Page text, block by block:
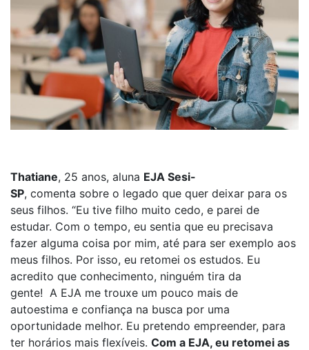
Thatiane, 25 anos, aluna EJA Sesi-
SP, comenta sobre o legado que quer deixar para os
seus filhos. “Eu tive filho muito cedo, e parei de
estudar. Com o tempo, eu sentia que eu precisava
fazer alguma coisa por mim, até para ser exemplo aos
meus filhos. Por isso, eu retomei os estudos. Eu
acredito que conhecimento, ninguém tira da
gente! A EJA me trouxe um pouco mais de
autoestima e confiança na busca por uma
oportunidade melhor. Eu pretendo empreender, para
ter horários mais flexíveis. Com a EJA, eu retomei as